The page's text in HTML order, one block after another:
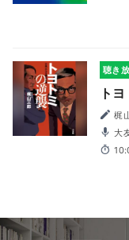
聴き
ト
梶
大友龍三郎, 新垣樽助, 浅科准平, 佐々木望, 平林剛, 唐戸
俊太
馬, 古